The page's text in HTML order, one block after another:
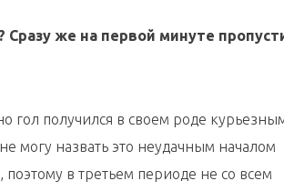
Сразу же на первой минуте
гол получился в своем роде
могу назвать это неудачным началом
в третьем периоде не со всем